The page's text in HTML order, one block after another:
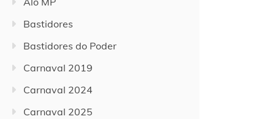
Bastidores
Bastidores do Poder
Carnaval 2019
Carnaval 2024
Carnaval 2025